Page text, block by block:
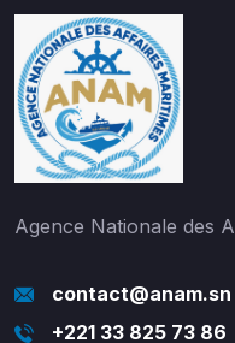
Agence Nationale des
contact@anam.sn
+221 33 825 73 86